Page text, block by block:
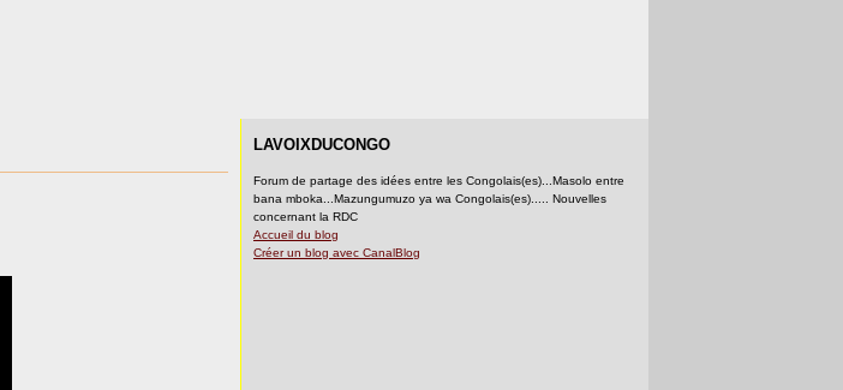
LAVOIXDUCONGO
Forum de partage des idées entre les Congolais(es)...Masolo entre
bana mboka...Mazungumuzo ya wa Congolais(es)..... Nouvelles
concernant la RDC
Accueil du blog
Créer un blog avec CanalBlog